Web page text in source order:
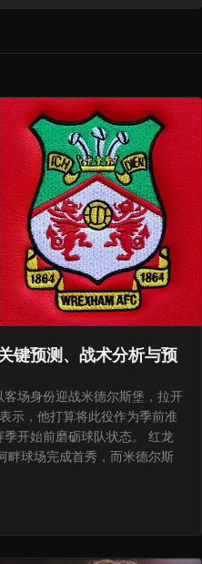
键预测、战术分析与预
场身份迎战米德尔斯堡，拉开
示，他打算将此役作为季前准
开始前磨砺球队状态。 红龙
畔球场完成首秀，而米德尔斯